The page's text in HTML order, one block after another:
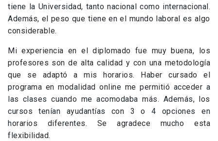
tiene la Universidad, tanto nacional como internacional.
Además, el peso que tiene en el mundo laboral es algo
considerable.
Mi experiencia en el diplomado fue muy buena, los
profesores son de alta calidad y con una metodología
que se adaptó a mis horarios. Haber cursado el
programa en modalidad online me permitió acceder a
las clases cuando me acomodaba más. Además, los
cursos tenían ayudantías con 3 o 4 opciones en
horarios diferentes. Se agradece mucho esta
flexibilidad.